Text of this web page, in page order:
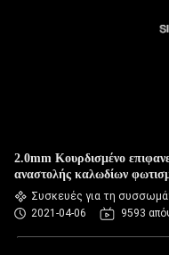
2.0mm Κουρδισμένο
αναστολής καλωδίων
Συσκευές για τη
2021-04-06
9593